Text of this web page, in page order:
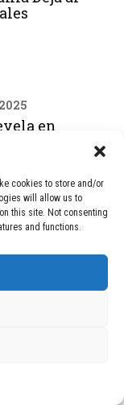
cookies to store and/or
will allow us to
this site. Not consenting
and functions.
en
km de rango
45 km y
cuesta
una
a Partir de